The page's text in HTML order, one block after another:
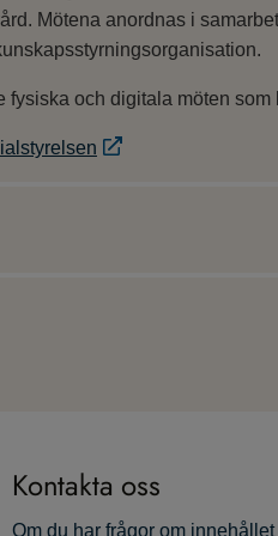
Mötena anordnas i
och digitala möten som
Kontakta oss
Om du har frågor om